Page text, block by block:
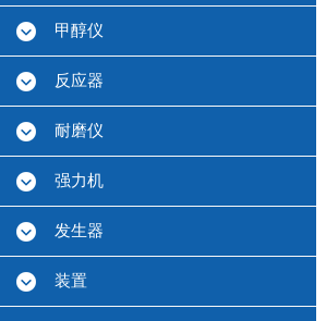
甲醇仪
反应器
耐磨仪
强力机
发生器
装置